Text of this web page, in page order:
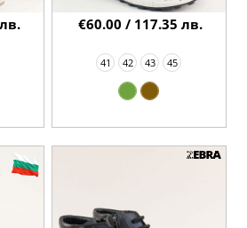
41 42 43 45
€60.00 / 117.35 лв.